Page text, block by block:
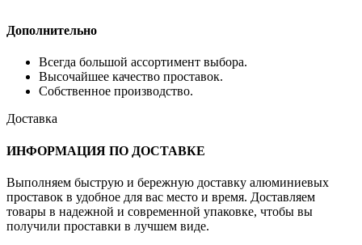
Дополнительно
Всегда большой ассортимент выбора.
Высочайшее качество проставок.
Собственное производство.
Доставка
ИНФОРМАЦИЯ ПО ДОСТАВКЕ
Выполняем быструю и бережную доставку алюминиевых
проставок в удобное для вас место и время. Доставляем
товары в надежной и современной упаковке, чтобы вы
получили проставки в лучшем виде.